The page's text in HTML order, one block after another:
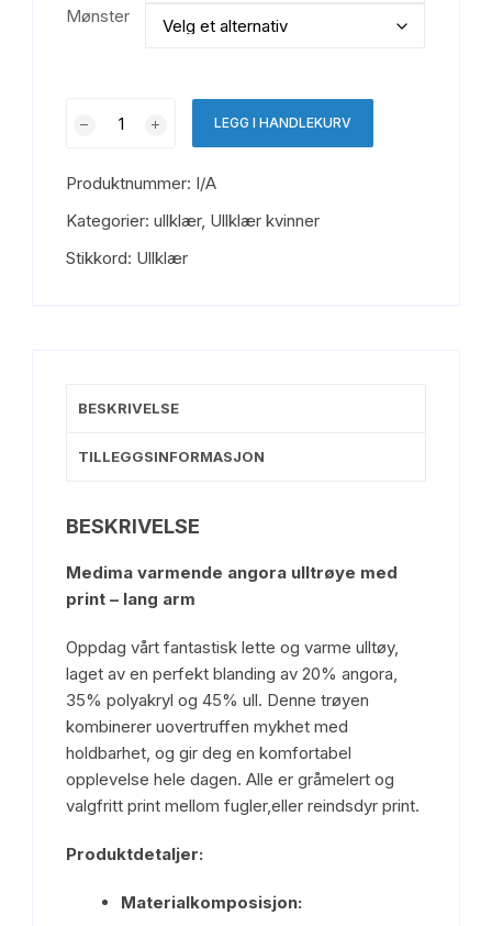
Mønster
varmende
ulltrøye
med
-
antall
LEGG I HANDLEKURV
Produktnummer: I/A
Kategorier:ullklær, Ullklær kvinner
Stikkord: Ullklær
BESKRIVELSE
TILLEGGSINFORMASJON
BESKRIVELSE
Medima varmende angora ulltrøye med
print – lang arm
Oppdag vårt fantastisk lette og varme ulltøy,
laget av en perfekt blanding av 20% angora,
35% polyakryl og 45% ull. Denne trøyen
kombinerer uovertruffen mykhet med
holdbarhet, og gir deg en komfortabel
opplevelse hele dagen. Alle er gråmelert og
valgfritt print mellom fugler,eller reindsdyr print.
Produktdetaljer:
Materialkomposisjon: